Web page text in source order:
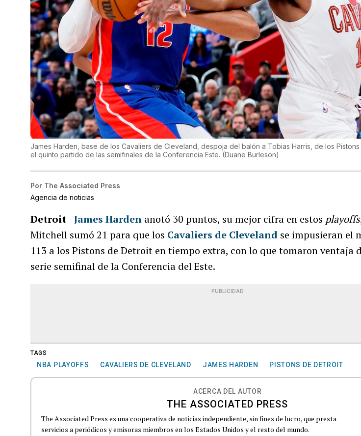
James Harden, base de los Cavaliers de Cleveland, despoja del balón a Tobias Harris, de los
el quinto partido de las semifinales de la Conferencia Este. (Duane Burleson)
Por The Associated Press
Agencia de noticias
Detroit-James Harden anotó 30 puntos, su mejor cifra en estos playoffs
Mitchell sumó 21 para que los Cavaliers de Cleveland se impusieran el
113 a los Pistons de Detroit en tiempo extra, con lo que tomaron ventaja
serie semifinal de la Conferencia del Este.
PUBLICIDAD
TAGS
NBA PLAYOFFS CAVALIERS DE CLEVELAND JAMES HARDEN PISTONS DE DETROIT
ACERCA DEL AUTOR
THE ASSOCIATED PRESS
The Associated Press es una cooperativa de noticias independiente, sin fines de lucro, que presta
servicios a periódicos y emisoras miembros en los Estados Unidos y el resto del mundo.